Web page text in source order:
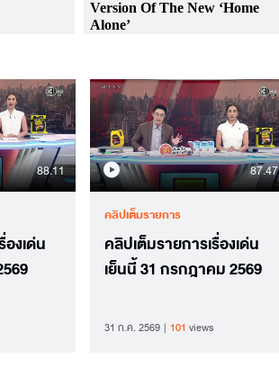
88.11
งเด่น
87.47
คลิปเต็มรายการ
คลิปเต็มรายการเรื่องเด่น
เย็นนี้ 31 กรกฎาคม 2569
31 ก.ค. 2569 101 views